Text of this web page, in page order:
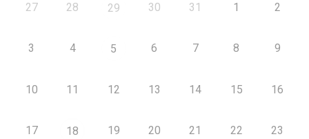
27 28 29 30 31 1 2
3 4 5 6 7 8 9
10 11 12 13 14 15 16
17 18 19 20 21 22 23